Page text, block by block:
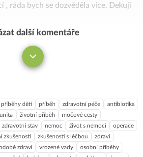
, ráda bych se dozvěděla více. Dekuji
další komentáře
příběhy dětí příběh zdravotní péče
antibiotika
životní příběh
močové cesty
zdravotní stav nemoc život s nemocí
operace
zkušenosti zkušenosti s léčbou
zdraví
zdraví vrozené vady
osobní příběhy